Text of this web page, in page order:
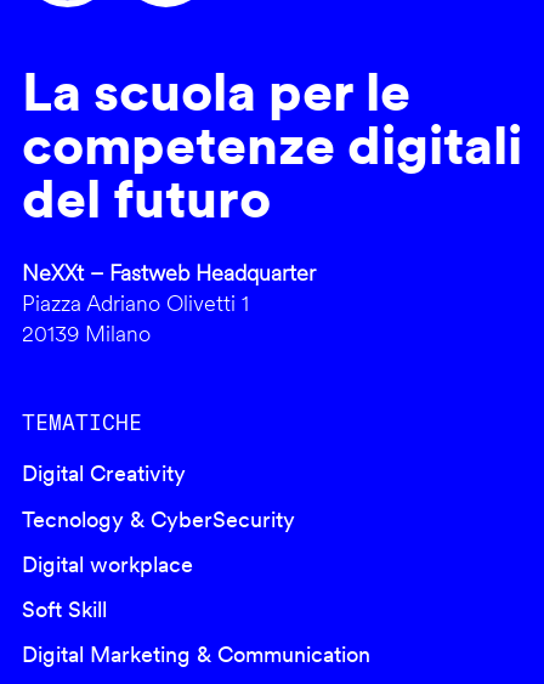
La scuola per le
competenze digitali
del futuro
NeXXt – Fastweb Headquarter
Piazza Adriano Olivetti 1
20139 Milano
TEMATICHE
Digital Creativity
Tecnology & CyberSecurity
Digital workplace
Soft Skill
Digital Marketing & Communication